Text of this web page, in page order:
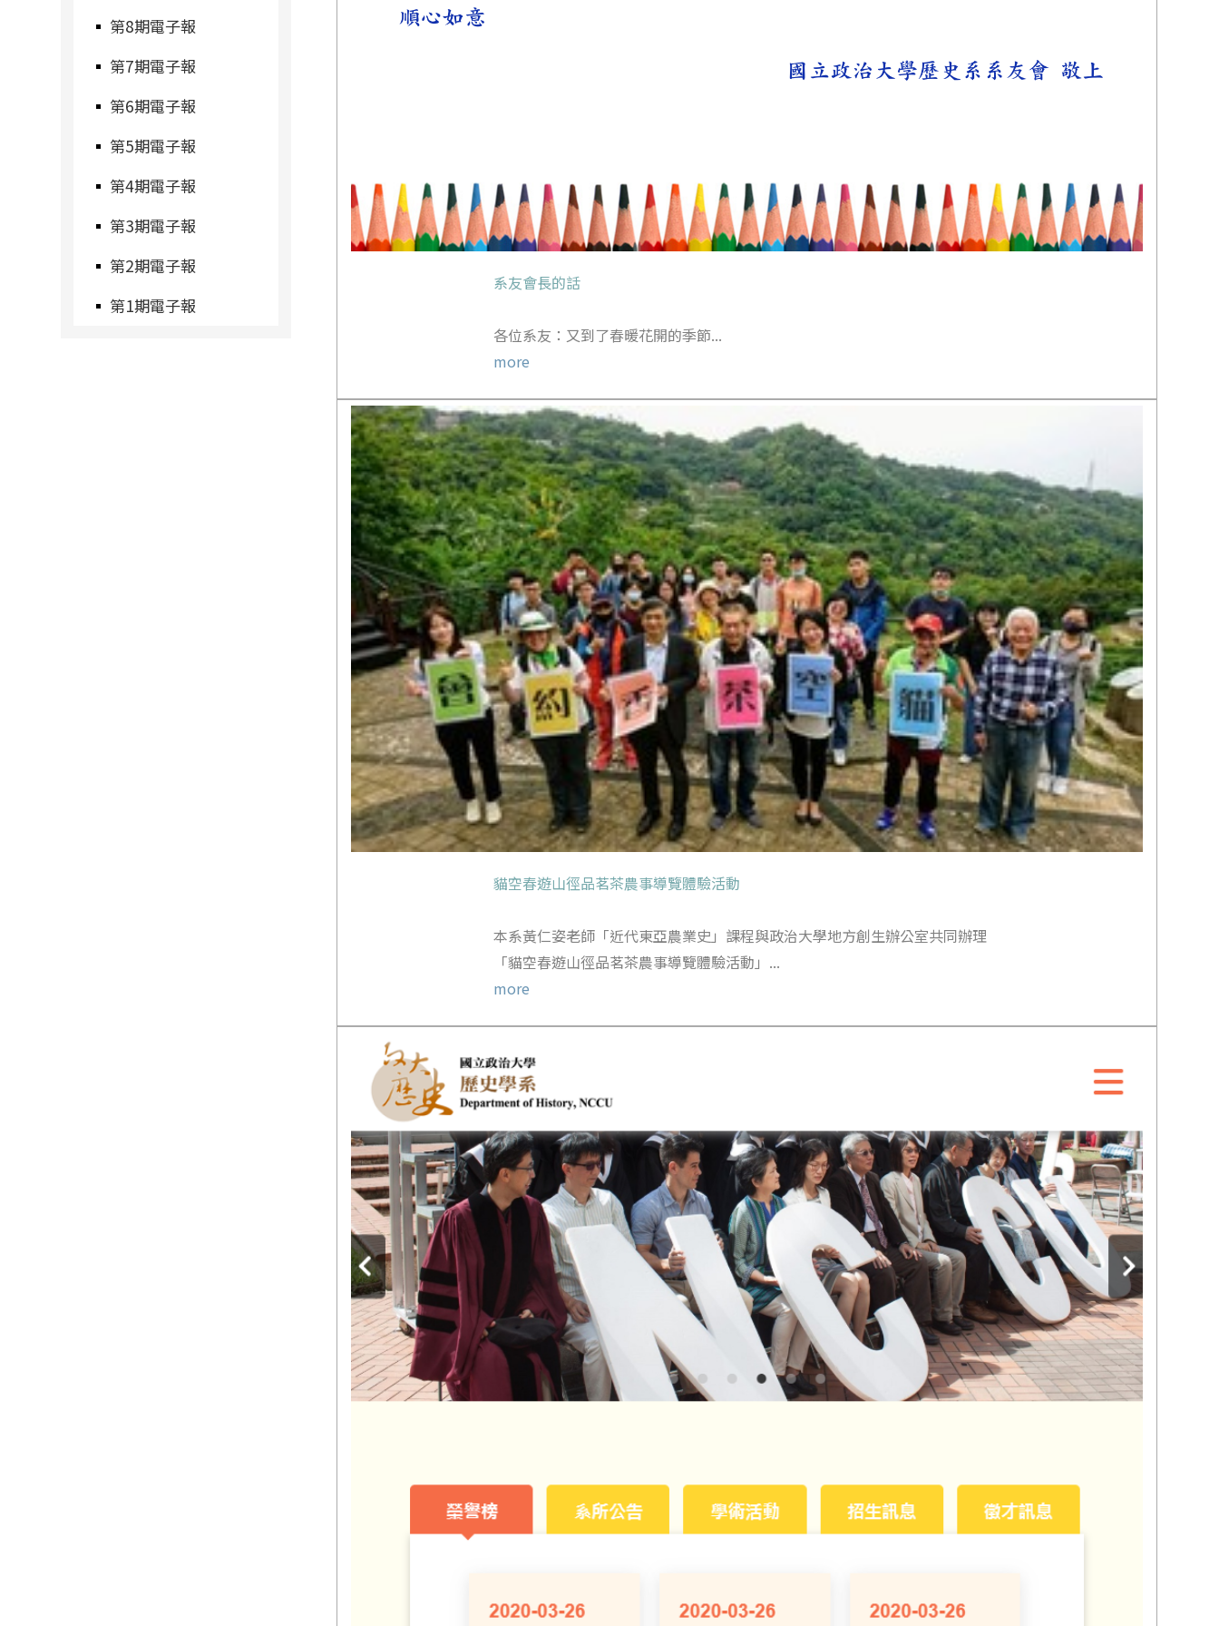
第8期電子報
第7期電子報
第6期電子報
第5期電子報
第4期電子報
第3期電子報
第2期電子報
第1期電子報
系友會長的話
各位系友：又到了春暖花開的季節...
more
貓空春遊山徑品茗茶農事導覽體驗活動
本系黃仁姿老師「近代東亞農業史」課程與政治大學地方創生辦公室共同辦理
「貓空春遊山徑品茗茶農事導覽體驗活動」...
more